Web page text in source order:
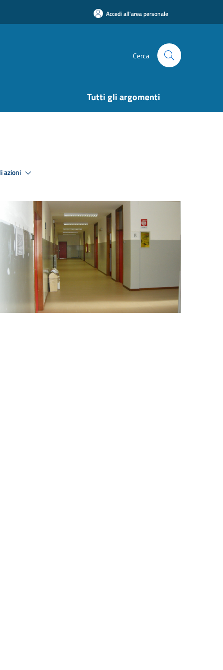
Accedi all'area personale
Cerca
Tutti gli argomenti
azioni